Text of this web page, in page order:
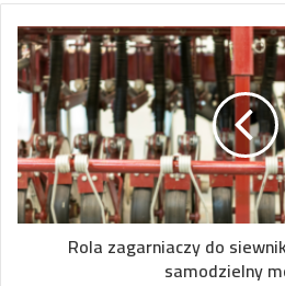
Rola zagarniaczy do
samodzielny